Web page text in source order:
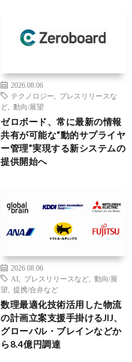
2026.08.06
テクノロジー
プレスリリースな
ど
動向/展望
ゼロボード、常に最新の情報
共有が可能な“動的サプライヤ
ー管理”実現する新システムの
提供開始へ
2026.08.06
AI
プレスリリースなど
動向/展
望
提携/合弁など
数理最適化技術活用した物流
の計画立案支援手掛けるJIJ、
グローバル・ブレインなどか
ら8.4億円調達